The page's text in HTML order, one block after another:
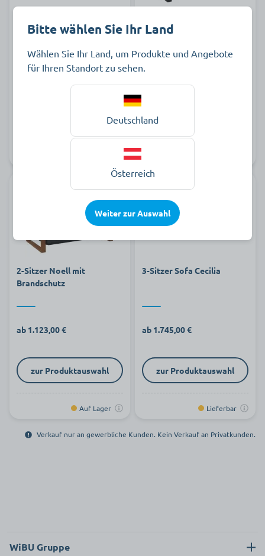
zur Produktauswahl zur Produktauswahl
2-Sitzer Noell mit
Brandschutz
ab 1.123,00 €
zur Produktauswahl
Auf Lager
3-Sitzer Sofa Cecilia
ab 1.745,00 €
zur Produktauswahl
Lieferbar
Verkauf nur an gewerbliche Kunden. Kein Verkauf an Privatkunden.
WiBU Gruppe
Bitte wählen Sie Ihr Land
Wählen Sie Ihr Land, um Produkte und Angebote
für Ihren Standort zu sehen.
Deutschland
Österreich
Weiter zur Auswahl